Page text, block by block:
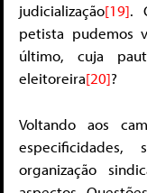
judicialização[19].
petista pudemos
último, cuja
eleitoreira[20]?
Voltando aos
especificidades,
organização